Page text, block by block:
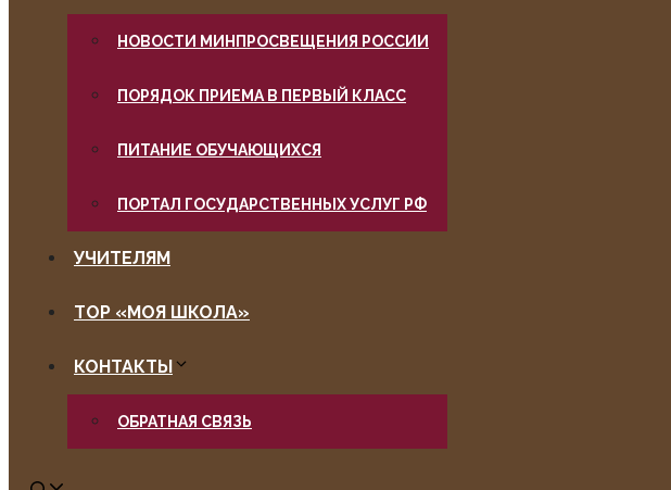
НОВОСТИ МИНПРОСВЕЩЕНИЯ РОССИИ
ПОРЯДОК ПРИЕМА В ПЕРВЫЙ КЛАСС
ПИТАНИЕ ОБУЧАЮЩИХСЯ
ПОРТАЛ ГОСУДАРСТВЕННЫХ УСЛУГ РФ
УЧИТЕЛЯМ
ТОР «МОЯ ШКОЛА»
КОНТАКТЫ
ОБРАТНАЯ СВЯЗЬ